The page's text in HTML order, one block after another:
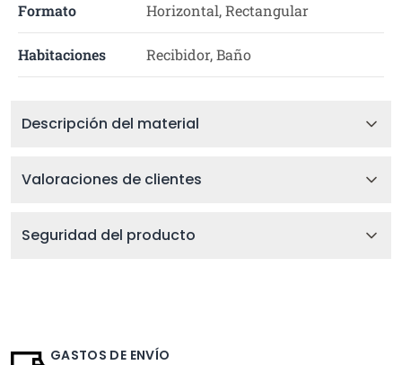
Formato Horizontal, Rectangular
Habitaciones Recibidor, Baño
Descripción del material
Valoraciones de clientes
Seguridad del producto
GASTOS DE ENVÍO